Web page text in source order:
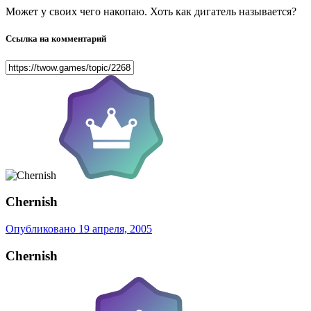
Может у своих чего накопаю. Хоть как дигатель называется?
Ссылка на комментарий
Chernish
Опубликовано 19 апреля, 2005
Chernish